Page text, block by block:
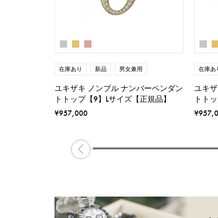
在庫あり 新品 男女兼用
ユキザキ ノンブル ナンバーペンダン
トトップ【9】Lサイズ【正規品】
¥957,000
在庫あ
ユキ
トト